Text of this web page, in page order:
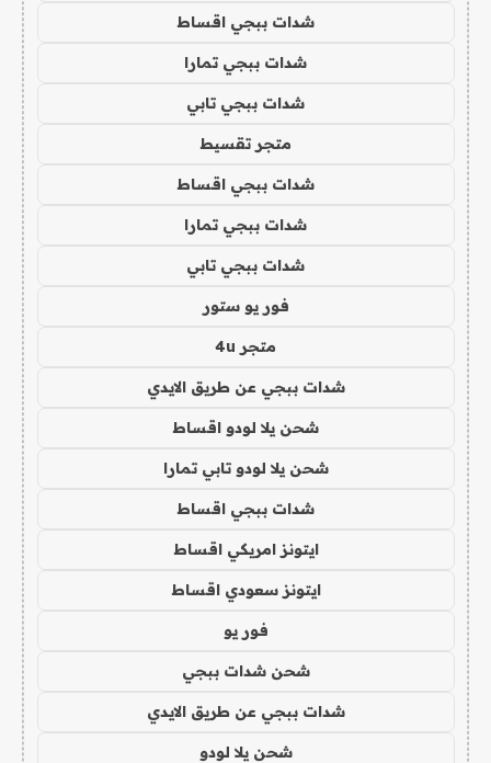
شدات ببجي اقساط
شدات ببجي تمارا
شدات ببجي تابي
متجر تقسيط
شدات ببجي اقساط
شدات ببجي تمارا
شدات ببجي تابي
فور يو ستور
متجر 4u
شدات ببجي عن طريق الايدي
شحن يلا لودو اقساط
شحن يلا لودو تابي تمارا
شدات ببجي اقساط
ايتونز امريكي اقساط
ايتونز سعودي اقساط
فور يو
شحن شدات ببجي
شدات ببجي عن طريق الايدي
شحن يلا لودو